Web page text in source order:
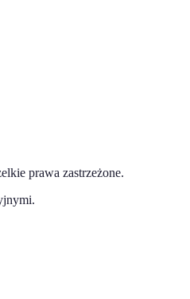
prawa zastrzeżone.